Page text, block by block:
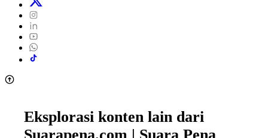
Eksplorasi konten lain dari